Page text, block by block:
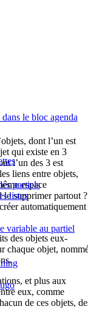
le bloc agenda
partiels
listes
variable au partiel
dont l’un est
qui existe en 3
l’un des 3 est
liens entre objets,
espace
supprimer partout ?
automatiquement
des objets eux-
chaque objet,
et plus aux
eux, comme
de ces objets,